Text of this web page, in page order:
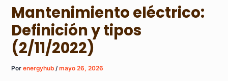
Mantenimiento eléctrico:
Definición y tipos
(2/11/2022)
Porenergyhub/mayo 26, 2026